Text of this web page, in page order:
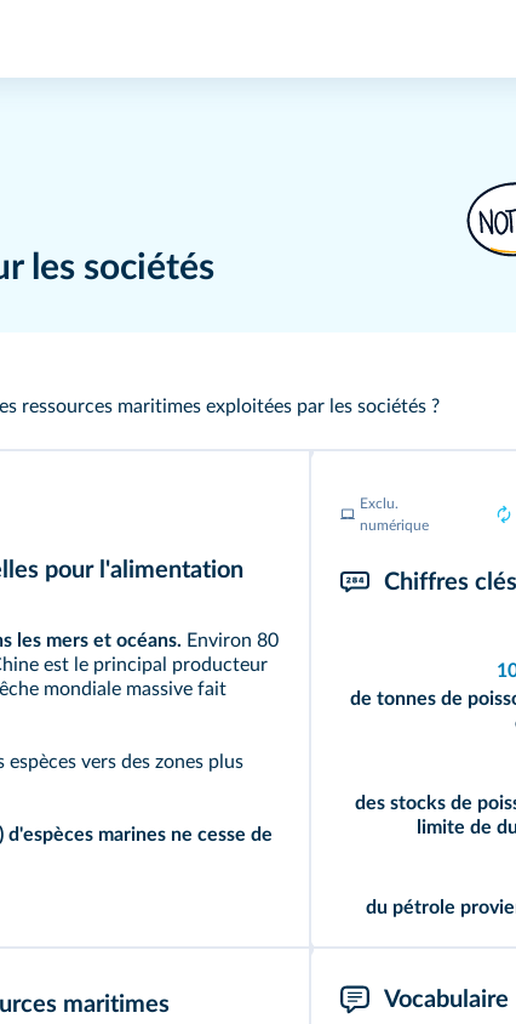
les sociétés
ressources maritimes exploitées par les sociétés ?
pour l'alimentation
les mers et océans.
est le principal producteur
mondiale massive fait
vers des zones plus
marines ne cesse de
Exclu.
numérique
Chiffres clés
de tonnes de
des stocks de
limite de
du pétrole
maritimes
Vocabulaire